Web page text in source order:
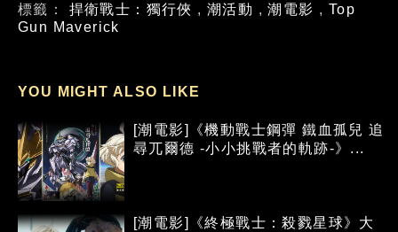
標籤： 捍衛戰士：獨行俠 ,潮活動 ,潮電影 , Top
Gun Maverick
YOU MIGHT ALSO LIKE
[潮電影]《機動戰士鋼彈 鐵血孤兒 追
尋兀爾德 -小小挑戰者的軌跡-》...
[潮電影]《終極戰士：殺戮星球》大